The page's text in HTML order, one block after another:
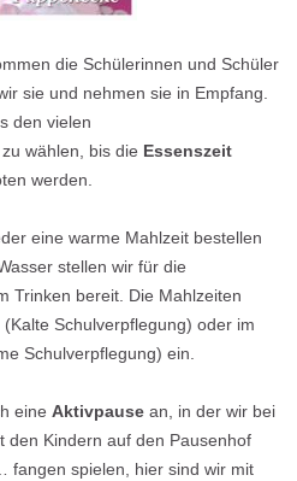
die Schülerinnen und Schüler
sie und nehmen sie in Empfang.
den vielen
wählen, bis die Essenszeit
werden.
eine warme Mahlzeit bestellen
stellen wir für die
Trinken bereit. Die Mahlzeiten
Schulverpflegung) oder im
Schulverpflegung) ein.
eine Aktivpause an, in der wir bei
den Kindern auf den Pausenhof
spielen, hier sind wir mit